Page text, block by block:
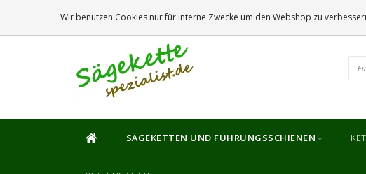
SÄGEKETTEN UND FÜHRUNGSSCHIENEN
Wir benutzen Cookies nur für interne Zwecke um den Webshop zu